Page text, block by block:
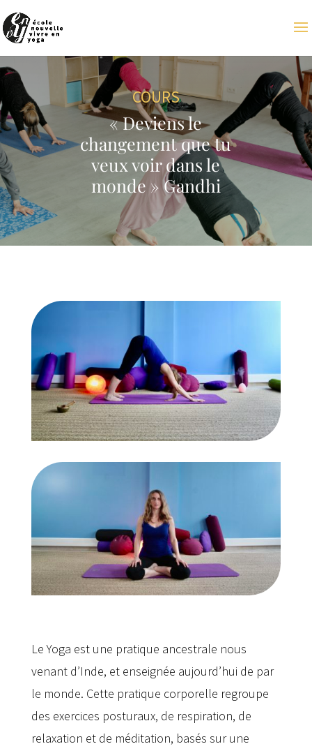
COURS
« Deviens le
changement que tu
veux voir dans le
monde » Gandhi
Le Yoga est une pratique ancestrale nous
venant d’Inde, et enseignée aujourd’hui de par
le monde. Cette pratique corporelle regroupe
des exercices posturaux, de respiration, de
relaxation et de méditation, basés sur une